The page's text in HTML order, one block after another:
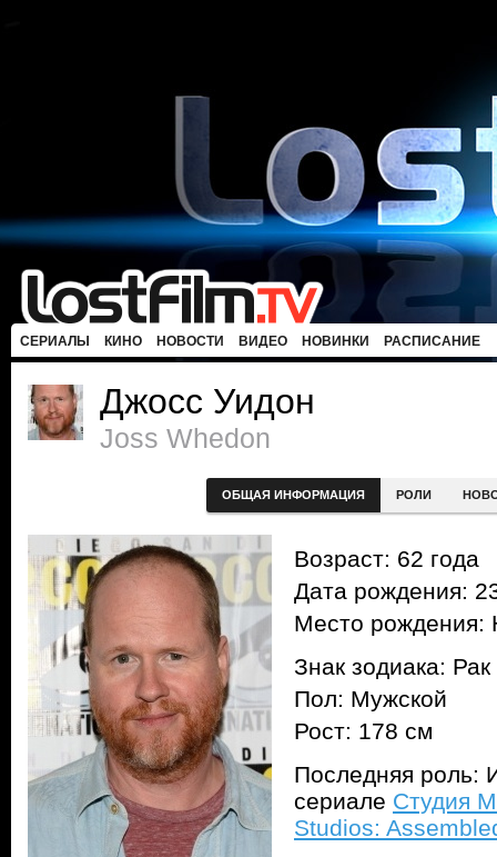
СЕРИАЛЫ КИНО НОВОСТИ ВИДЕО НОВИНКИ РАСПИСАНИЕ
Джосс Уидон
Joss Whedon
ОБЩАЯ ИНФОРМАЦИЯ РОЛИ
Возраст: 62 года
Дата рождения:
Место
Знак зодиака: Рак
Пол: Мужской
Рост: 178 см
Последняя роль:
сериале Студия
Studios: